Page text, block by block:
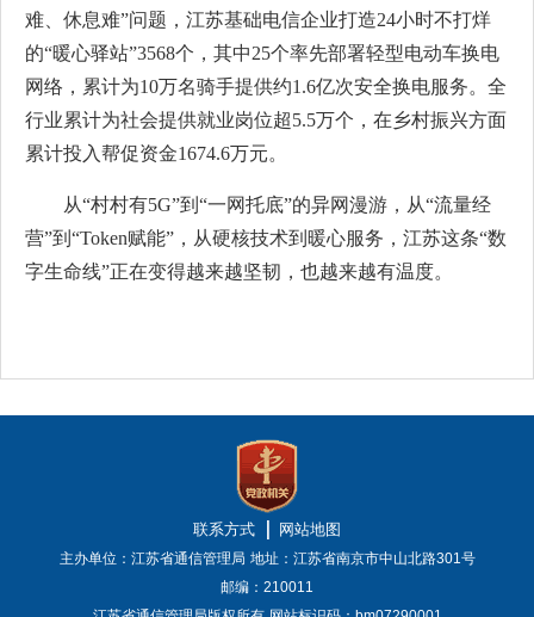
难、休息难”问题，江苏基础电信企业打造24小时不打烊
的“暖心驿站”3568个，其中25个率先部署轻型电动车换电
网络，累计为10万名骑手提供约1.6亿次安全换电服务。全
行业累计为社会提供就业岗位超5.5万个，在乡村振兴方面
累计投入帮促资金1674.6万元。
从“村村有5G”到“一网托底”的异网漫游，从“流量经
营”到“Token赋能”，从硬核技术到暖心服务，江苏这条“数
字生命线”正在变得越来越坚韧，也越来越有温度。
联系方式 网站地图
主办单位：江苏省通信管理局 地址：江苏省南京市中山北路301号
邮编：210011